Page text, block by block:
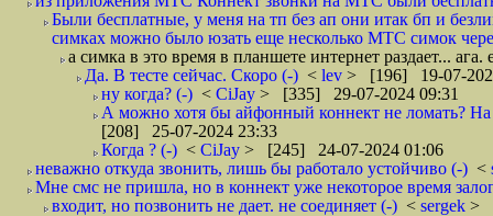
Были бесплатные, у меня на тп без ап они итак бп и
симках можно было юзать еще несколько МТС симок
а симка в это время в планшете интернет раздает...
Да. В тесте сейчас. Скоро (-) < lev > [196] 19-07-
ну когда? (-) < CiJay > [335] 29-07-2024 09:31
А можно хотя бы айфонный коннект не ломать?
[208] 25-07-2024 23:33
Когда ? (-) < CiJay > [245] 24-07-2024 01:06
неважно откуда звонить, лишь бы работало устойчиво (-) <
Мне смс не пришла, но в коннект уже некоторое время
входит, но позвонить не дает. не соединяет (-) < sergek >